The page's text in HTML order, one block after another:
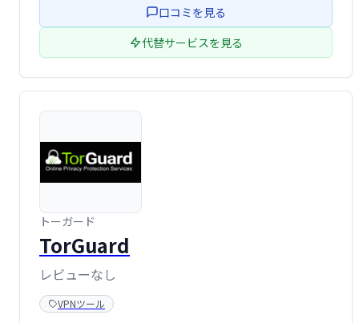
比較、広告ネットワーク監 …口コミを見る
代替サービスを見る
トーガード
TorGuard
レビューなし
VPNツール